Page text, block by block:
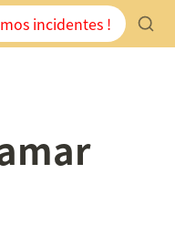
incidentes !